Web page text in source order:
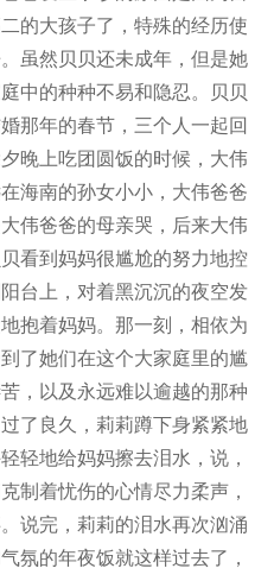
的大孩子了，特殊的经历使
虽然贝贝还未成年，但是她
中的种种不易和隐忍。贝贝
那年的春节，三个人一起回
晚上吃团圆饭的时候，大伟
海南的孙女小小，大伟爸爸
伟爸爸的母亲哭，后来大伟
看到妈妈很尴尬的努力地控
台上，对着黑沉沉的夜空发
抱着妈妈。那一刻，相依为
了她们在这个大家庭里的尴
，以及永远难以逾越的那种
了良久，莉莉蹲下身紧紧地
轻地给妈妈擦去泪水，说，
制着忧伤的心情尽力柔声，
说完，莉莉的泪水再次汹涌
氛的年夜饭就这样过去了，